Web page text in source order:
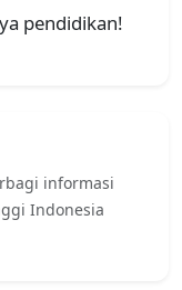
pendidikan!
informasi
Indonesia